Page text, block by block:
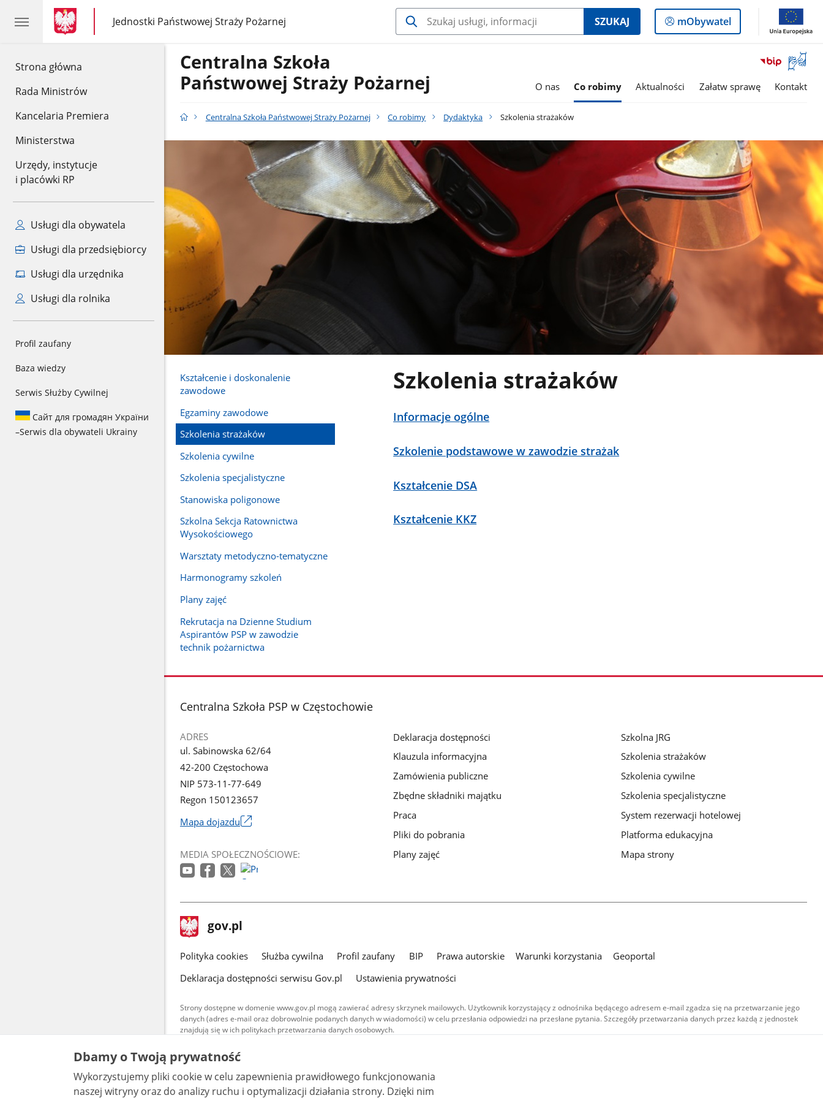
Strona główna
Rada Ministrów
Kancelaria Premiera
Ministerstwa
Urzędy, instytucje
i placówki RP
Usługi dla obywatela
Usługi dla przedsiębiorcy
Usługi dla urzędnika
Usługi dla rolnika
Profil zaufany
Baza wiedzy
Serwis Służby Cywilnej
Сайт для громадян України
–Serwis dla obywateli Ukrainy
gov.pl
gov.pl
Jednostki Państwowej Straży Pożarnej
gov.pl
Jednostki
Państwowej
SZUKAJ
Logowanie
do
mObywatel
Otwórz
okno
z
Centralna Szkoła
Państwowej Straży Pożarnej
O nas Co robimy Aktualności Załatw sprawę Kontakt
Centralna Szkoła Państwowej Straży Pożarnej Co robimy Dydaktyka Szkolenia strażaków
strażaków
Kształcenie i doskonalenie
zawodowe
Egzaminy zawodowe
Szkolenia strażaków
Szkolenia cywilne
Szkolenia specjalistyczne
Stanowiska poligonowe
Szkolna Sekcja Ratownictwa
Wysokościowego
Warsztaty metodyczno-tematyczne
Harmonogramy szkoleń
Plany zajęć
Rekrutacja na Dzienne Studium
Aspirantów PSP w zawodzie
technik pożarnictwa
Szkolenia strażaków
Informacje ogólne
Szkolenie podstawowe w zawodzie strażak
Kształcenie DSA
Kształcenie KKZ
stopka
Centralna Szkoła PSP w Częstochowie
ADRES
ul. Sabinowska 62/64
42-200 Częstochowa
NIP 573-11-77-649
Regon 150123657
Mapa dojazdu
się
w
MEDIA SPOŁECZNOŚCIOWE:
Deklaracja dostępności
Klauzula informacyjna
Zamówienia publiczne
Zbędne składniki majątku
Praca
Pliki do pobrania
Plany zajęć
Szkolna JRG
Szkolenia strażaków
Szkolenia cywilne
Szkolenia specjalistyczne
System rezerwacji hotelowej
Platforma edukacyjna
Mapa strony
stopka
gov.pl Strona
gov.pl
gov.pl
Polityka cookies Służba cywilna Profil zaufany BIP Prawa autorskie Warunki korzystania
Geoportal
Deklaracja dostępności serwisu Gov.pl
Ustawienia prywatności
Strony dostępne w domenie www.gov.pl mogą zawierać adresy skrzynek mailowych. Użytkownik korzystający z odnośnika będącego adresem e-mail zgadza się na przetwarzanie jego
danych (adres e-mail oraz dobrowolnie podanych danych w wiadomości) w celu przesłania odpowiedzi na przesłane pytania. Szczegóły przetwarzania danych przez każdą z jednostek
znajdują się w ich politykach przetwarzania danych osobowych.
Treści tekstowe publikowane w serwisie (z wyłączeniem treści audiowizualnych), są
udostępniane na licencji typu Creative Commons: uznanie autorstwa - na tych samych
warunkach 4.0 (CC BY-SA 4.0). Materiały audiowizualne, w tym zdjęcia, materiały audio i wideo,
są udostępniane na licencji typu Creative Commons: uznanie autorstwa użycie niekomercyjne -
bez utworów zależnych 4.0 (CC BY-NC-ND 4.0), o ile nie jest to stwierdzone inaczej.
Dbamy o Twoją prywatność
Wykorzystujemy pliki cookie w celu zapewnienia prawidłowego funkcjonowania
naszej witryny oraz do analizy ruchu i optymalizacji działania strony. Dzięki nim